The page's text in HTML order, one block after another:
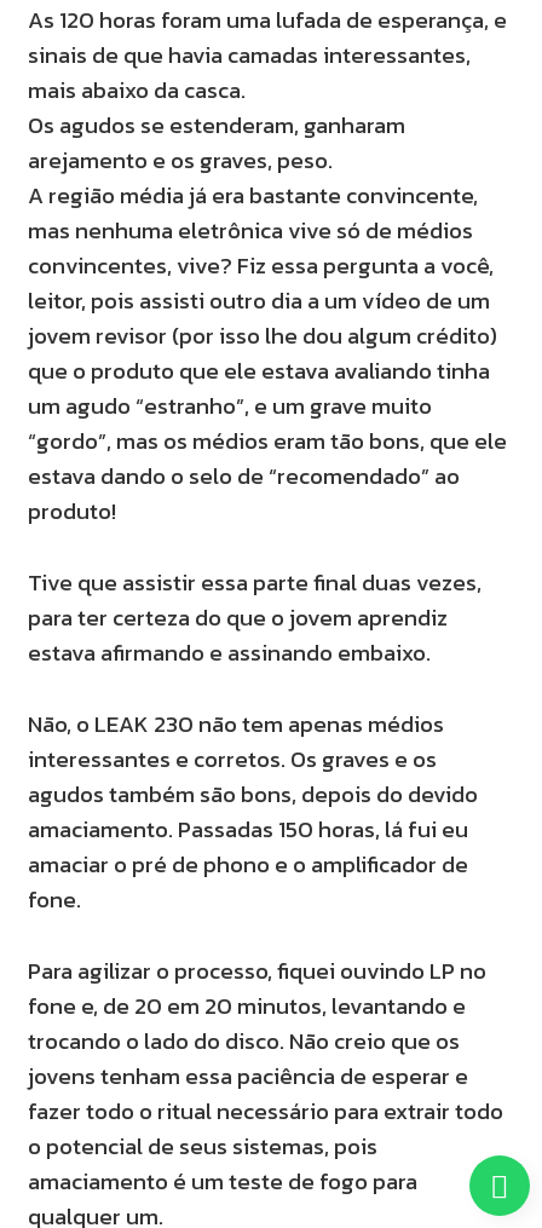
As 120 horas foram uma lufada de esperança, e
sinais de que havia camadas interessantes,
mais abaixo da casca.
Os agudos se estenderam, ganharam
arejamento e os graves, peso.
A região média já era bastante convincente,
mas nenhuma eletrônica vive só de médios
convincentes, vive? Fiz essa pergunta a você,
leitor, pois assisti outro dia a um vídeo de um
jovem revisor (por isso lhe dou algum crédito)
que o produto que ele estava avaliando tinha
um agudo “estranho”, e um grave muito
“gordo”, mas os médios eram tão bons, que ele
estava dando o selo de “recomendado” ao
produto!
Tive que assistir essa parte final duas vezes,
para ter certeza do que o jovem aprendiz
estava afirmando e assinando embaixo.
Não, o LEAK 230 não tem apenas médios
interessantes e corretos. Os graves e os
agudos também são bons, depois do devido
amaciamento. Passadas 150 horas, lá fui eu
amaciar o pré de phono e o amplificador de
fone.
Para agilizar o processo, fiquei ouvindo LP no
fone e, de 20 em 20 minutos, levantando e
trocando o lado do disco. Não creio que os
jovens tenham essa paciência de esperar e
fazer todo o ritual necessário para extrair todo
o potencial de seus sistemas, pois
amaciamento é um teste de fogo para
qualquer um.